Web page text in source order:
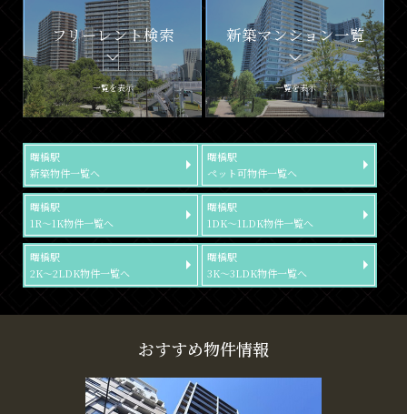
フリーレント検索
一覧を表示
新築マンション一覧
一覧を表示
曙橋駅
新築物件一覧へ
曙橋駅
ペット可物件一覧へ
曙橋駅
1R～1K物件一覧へ
曙橋駅
1DK～1LDK物件一覧へ
曙橋駅
2K～2LDK物件一覧へ
曙橋駅
3K～3LDK物件一覧へ
おすすめ物件情報